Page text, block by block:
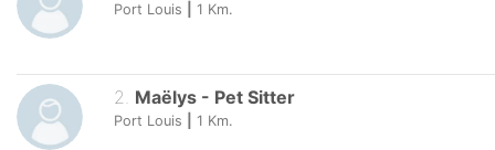
Port Louis 1 Km.
2. Maëlys - Pet Sitter
Port Louis 1 Km.